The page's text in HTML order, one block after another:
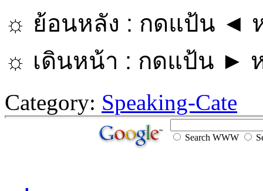
☼ ย้อนหลัง : กดแป้น ◄
☼ เดินหน้า : กดแป้น ►
Category: Speaking-Cate
Search WWW